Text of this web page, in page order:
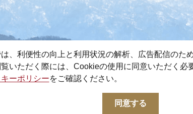
© 2022-2026 加賀市観光情報センター All
、利便性の向上と利用状況の解析、広告配信のた
いただく際には、Cookieの使用に同意いただく必
キーポリシーをご確認ください。
同意する